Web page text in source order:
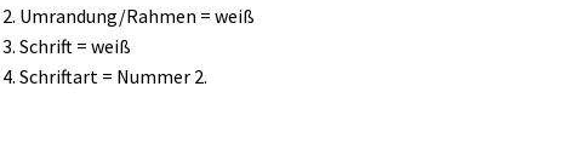
2. Umrandung/Rahmen = weiß
3. Schrift = weiß
4. Schriftart = Nummer 2.